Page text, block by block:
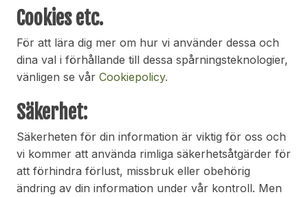
Cookies etc.
För att lära dig mer om hur vi använder dessa och
dina val i förhållande till dessa spårningsteknologier,
vänligen se vår Cookiepolicy.
Säkerhet:
Säkerheten för din information är viktig för oss och
vi kommer att använda rimliga säkerhetsåtgärder för
att förhindra förlust, missbruk eller obehörig
ändring av din information under vår kontroll. Men